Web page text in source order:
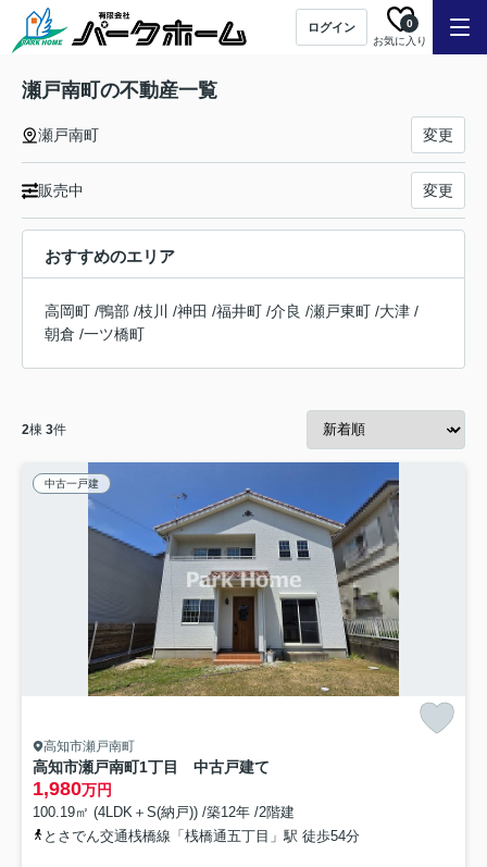
ログイン
お気に入り
0
瀬戸南町の不動産一覧
瀬戸南町 変更
販売中 変更
おすすめのエリア
高岡町 /鴨部 /枝川 /神田 /福井町 /介良 /瀬戸東町 /大津 /
朝倉 /一ツ橋町
2棟 3件
中古一戸建
高知市瀬戸南町
高知市瀬戸南町1丁目 中古戸建て
1,980万円
100.19㎡ (4LDK＋S(納戸)) /築12年 /2階建
とさでん交通桟橋線「桟橋通五丁目」駅 徒歩54分